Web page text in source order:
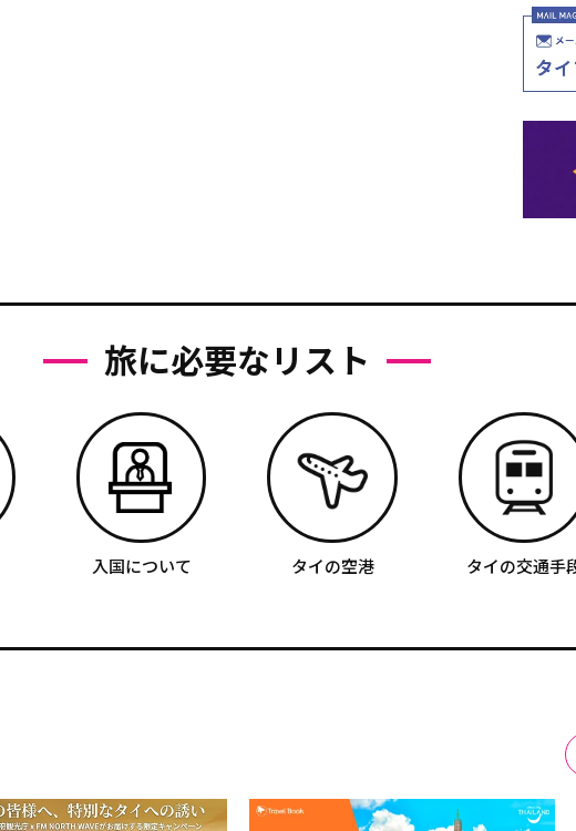
旅に必要なリスト
入国について タイの空港 タイの交通手